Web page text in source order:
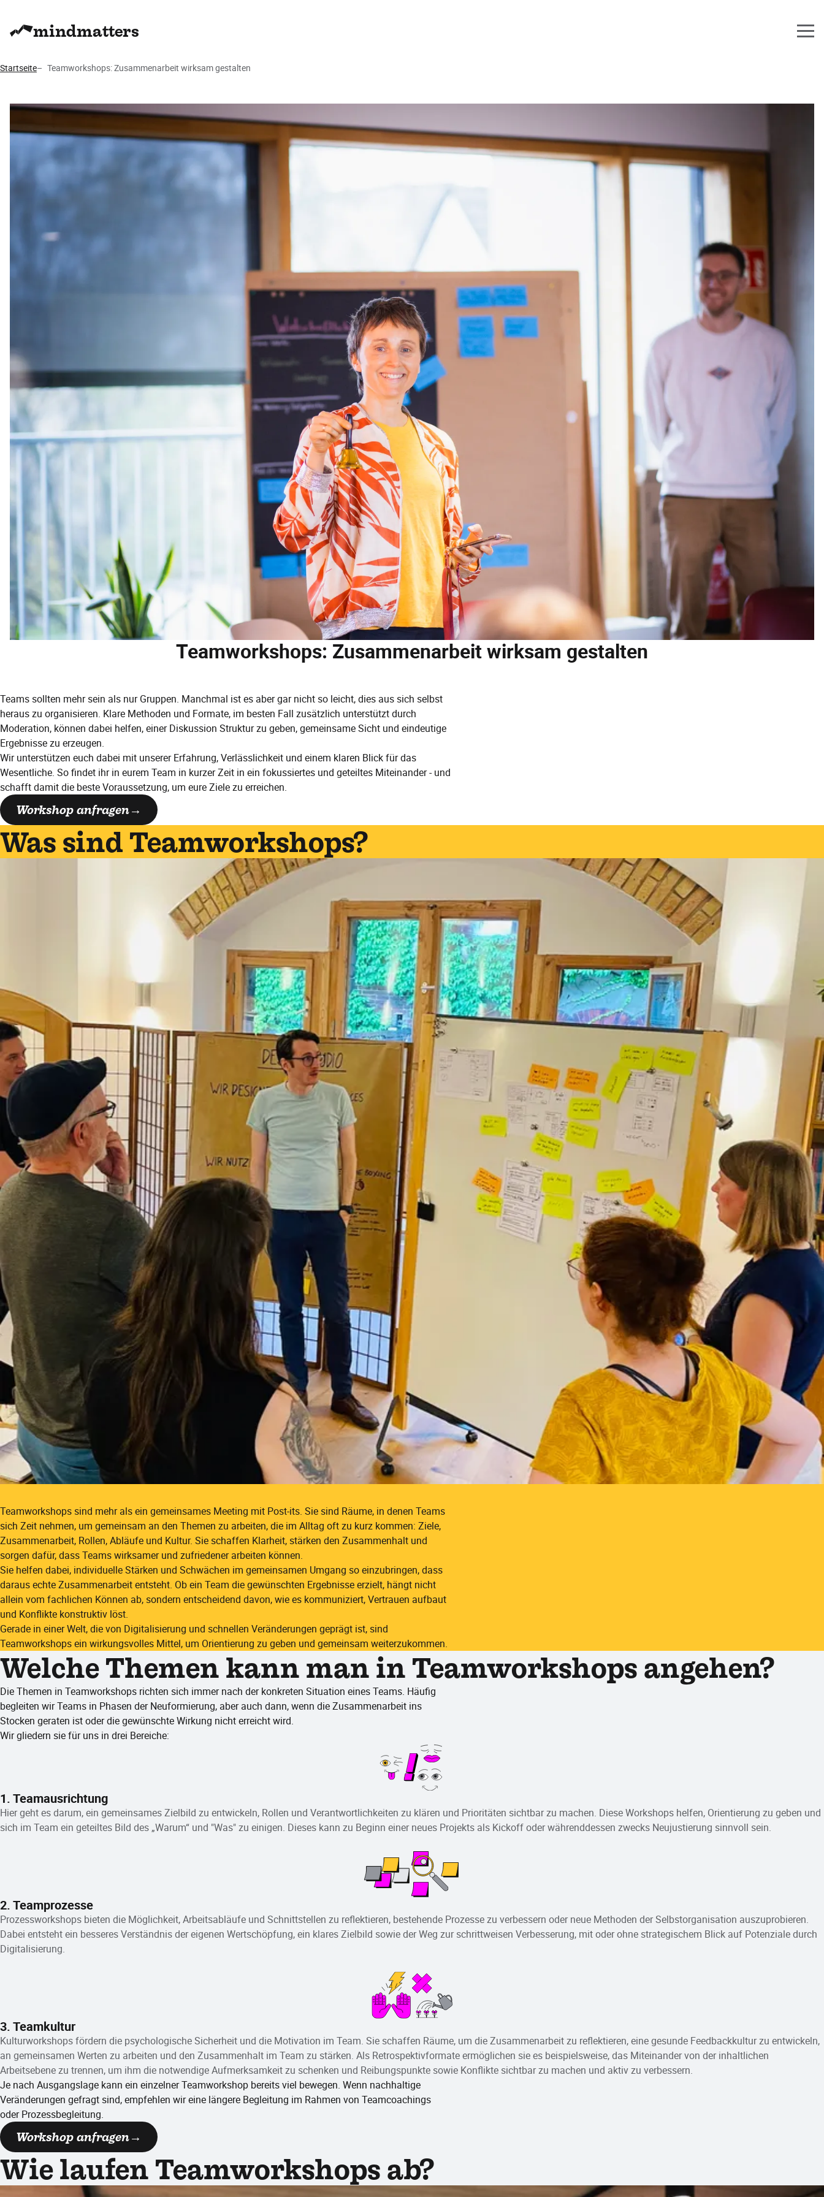
mindmatters
Startseite Teamworkshops: Zusammenarbeit wirksam gestalten
Teamworkshops: Zusammenarbeit wirksam gestalten
Teams sollten mehr sein als nur Gruppen. Manchmal ist es aber gar nicht so leicht, dies aus sich selbst
heraus zu organisieren. Klare Methoden und Formate, im besten Fall zusätzlich unterstützt durch
Moderation, können dabei helfen, einer Diskussion Struktur zu geben, gemeinsame Sicht und eindeutige
Ergebnisse zu erzeugen.
Wir unterstützen euch dabei mit unserer Erfahrung, Verlässlichkeit und einem klaren Blick für das
Wesentliche. So findet ihr in eurem Team in kurzer Zeit in ein fokussiertes und geteiltes Miteinander - und
schafft damit die beste Voraussetzung, um eure Ziele zu erreichen.
Workshop anfragen
Was sind Teamworkshops?
Teamworkshops sind mehr als ein gemeinsames Meeting mit Post-its. Sie sind Räume, in denen Teams
sich Zeit nehmen, um gemeinsam an den Themen zu arbeiten, die im Alltag oft zu kurz kommen: Ziele,
Zusammenarbeit, Rollen, Abläufe und Kultur. Sie schaffen Klarheit, stärken den Zusammenhalt und
sorgen dafür, dass Teams wirksamer und zufriedener arbeiten können.
Sie helfen dabei, individuelle Stärken und Schwächen im gemeinsamen Umgang so einzubringen, dass
daraus echte Zusammenarbeit entsteht. Ob ein Team die gewünschten Ergebnisse erzielt, hängt nicht
allein vom fachlichen Können ab, sondern entscheidend davon, wie es kommuniziert, Vertrauen aufbaut
und Konflikte konstruktiv löst.
Gerade in einer Welt, die von Digitalisierung und schnellen Veränderungen geprägt ist, sind
Teamworkshops ein wirkungsvolles Mittel, um Orientierung zu geben und gemeinsam weiterzukommen.
Welche Themen kann man in Teamworkshops angehen?
Die Themen in Teamworkshops richten sich immer nach der konkreten Situation eines Teams. Häufig
begleiten wir Teams in Phasen der Neuformierung, aber auch dann, wenn die Zusammenarbeit ins
Stocken geraten ist oder die gewünschte Wirkung nicht erreicht wird.
Wir gliedern sie für uns in drei Bereiche:
1. Teamausrichtung
Hier geht es darum, ein gemeinsames Zielbild zu entwickeln, Rollen und Verantwortlichkeiten zu klären und Prioritäten sichtbar zu machen. Diese Workshops helfen, Orientierung zu geben und
sich im Team ein geteiltes Bild des „Warum“ und "Was" zu einigen. Dieses kann zu Beginn einer neues Projekts als Kickoff oder währenddessen zwecks Neujustierung sinnvoll sein.
2. Teamprozesse
Prozessworkshops bieten die Möglichkeit, Arbeitsabläufe und Schnittstellen zu reflektieren, bestehende Prozesse zu verbessern oder neue Methoden der Selbstorganisation auszuprobieren.
Dabei entsteht ein besseres Verständnis der eigenen Wertschöpfung, ein klares Zielbild sowie der Weg zur schrittweisen Verbesserung, mit oder ohne strategischem Blick auf Potenziale durch
Digitalisierung.
3. Teamkultur
Kulturworkshops fördern die psychologische Sicherheit und die Motivation im Team. Sie schaffen Räume, um die Zusammenarbeit zu reflektieren, eine gesunde Feedbackkultur zu entwickeln,
an gemeinsamen Werten zu arbeiten und den Zusammenhalt im Team zu stärken. Als Retrospektivformate ermöglichen sie es beispielsweise, das Miteinander von der inhaltlichen
Arbeitsebene zu trennen, um ihm die notwendige Aufmerksamkeit zu schenken und Reibungspunkte sowie Konflikte sichtbar zu machen und aktiv zu verbessern.
Je nach Ausgangslage kann ein einzelner Teamworkshop bereits viel bewegen. Wenn nachhaltige
Veränderungen gefragt sind, empfehlen wir eine längere Begleitung im Rahmen von Teamcoachings
oder Prozessbegleitung.
Workshop anfragen
Wie laufen Teamworkshops ab?